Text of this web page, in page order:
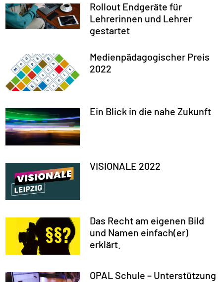
Rollout Endgeräte für
Lehrerinnen und Lehrer
gestartet
Medienpädagogischer Preis
2022
Ein Blick in die nahe Zukunft
VISIONALE 2022
Das Recht am eigenen Bild
und Namen einfach(er)
erklärt.
OPAL Schule – Unterstützung